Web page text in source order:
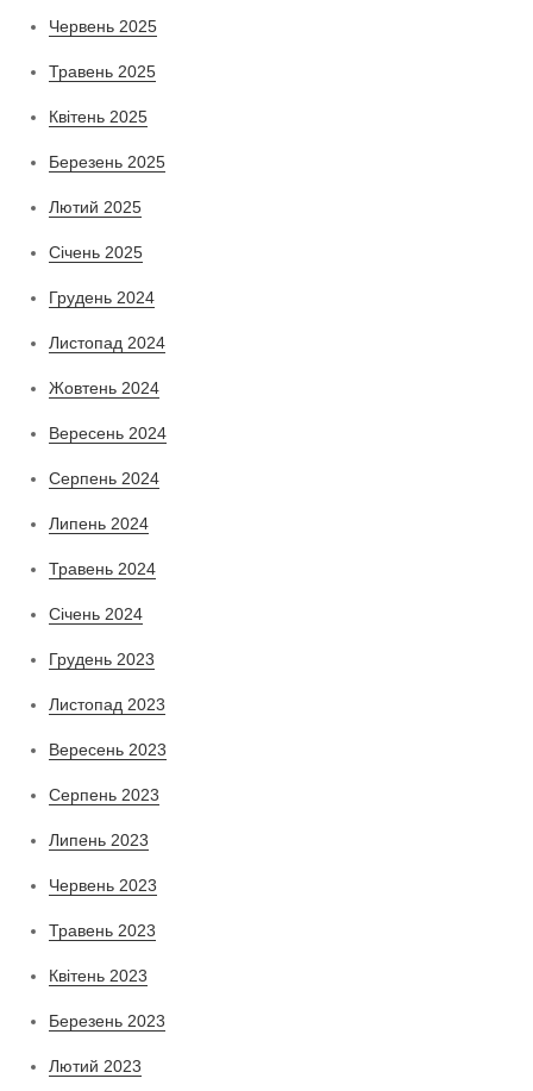
Червень 2025
Травень 2025
Квітень 2025
Березень 2025
Лютий 2025
Січень 2025
Грудень 2024
Листопад 2024
Жовтень 2024
Вересень 2024
Серпень 2024
Липень 2024
Травень 2024
Січень 2024
Грудень 2023
Листопад 2023
Вересень 2023
Серпень 2023
Липень 2023
Червень 2023
Травень 2023
Квітень 2023
Березень 2023
Лютий 2023